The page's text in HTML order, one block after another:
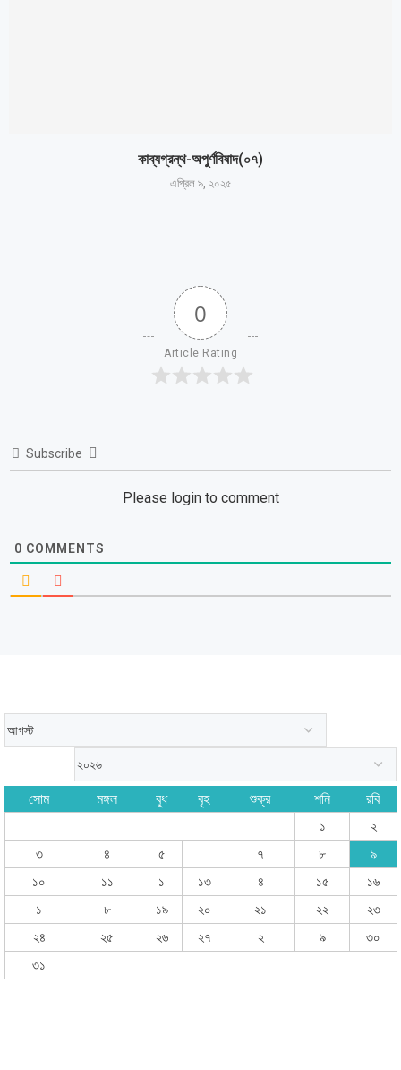
কাব্যগ্রন্থ-অপুর্ণবিষাদ(০৭)
এপ্রিল ৯, ২০২৫
0
Article Rating
Subscribe
Please login to comment
0 COMMENTS
সোম মঙ্গল বুধ বৃহ শুক্র শনি রবি
১
২
৩
৪ ৫ ৭ ৮
৯
১০
১১ ১ ১৩ ৪ ১৫
১৬
১
৮ ১৯ ২০ ২১ ২২
২৩
২৪
২৫ ২৬ ২৭ ২ ৯
৩০
৩১